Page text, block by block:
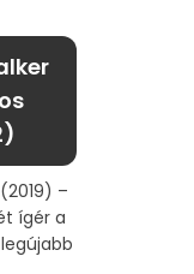
–
ígér a